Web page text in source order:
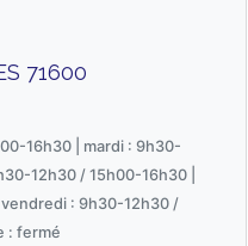
71600
16h30 | mardi : 9h30-
12h30 / 15h00-16h30 |
: 9h30-12h30 /
: fermé